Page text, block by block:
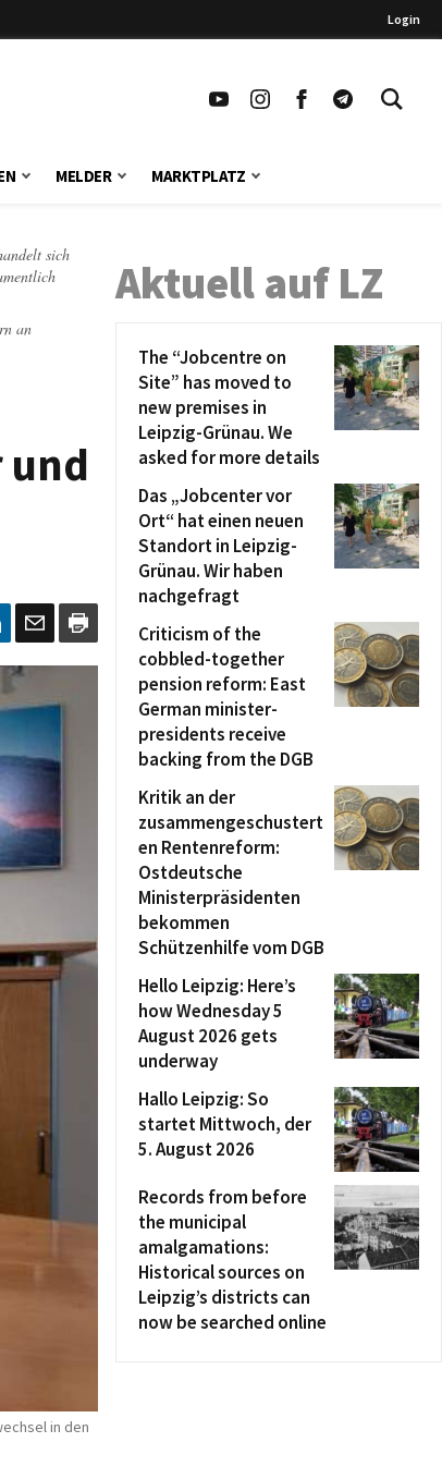
Login
MELDER MARKTPLATZ
sich
an
und
in den
Aktuell auf LZ
The “Jobcentre on
Site” has moved to
new premises in
Leipzig-Grünau. We
asked for more details
Das „Jobcenter vor
Ort“ hat einen neuen
Standort in Leipzig-
Grünau. Wir haben
nachgefragt
Criticism of the
cobbled-together
pension reform: East
German minister-
presidents receive
backing from the DGB
Kritik an der
zusammengeschustert
en Rentenreform:
Ostdeutsche
Ministerpräsidenten
bekommen
Schützenhilfe vom DGB
Hello Leipzig: Here’s
how Wednesday 5
August 2026 gets
underway
Hallo Leipzig: So
startet Mittwoch, der
5. August 2026
Records from before
the municipal
amalgamations:
Historical sources on
Leipzig’s districts can
now be searched online